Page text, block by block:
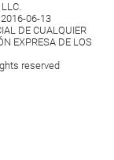
2016-06-13
DE CUALQUIER
EXPRESA DE LOS
reserved